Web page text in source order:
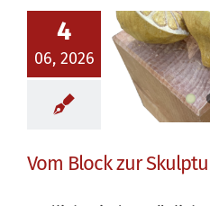
4
06, 2026
Vom Block zur
Skulptur …
Vom Block zur